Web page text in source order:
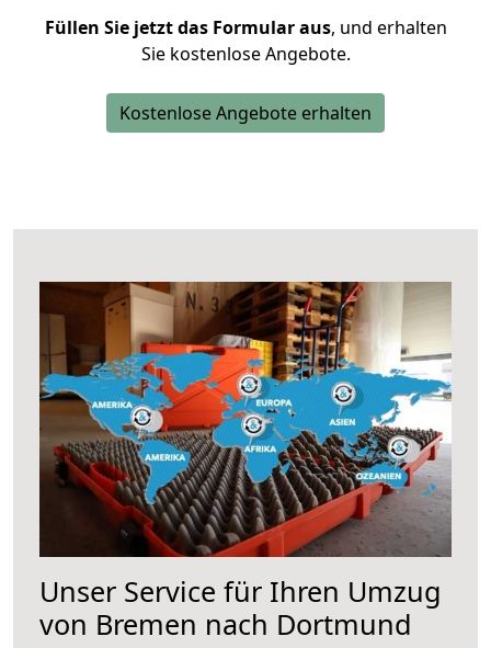
Füllen Sie jetzt das Formular aus, und erhalten
Sie kostenlose Angebote.
Kostenlose Angebote erhalten
Unser Service für Ihren Umzug
von Bremen nach Dortmund